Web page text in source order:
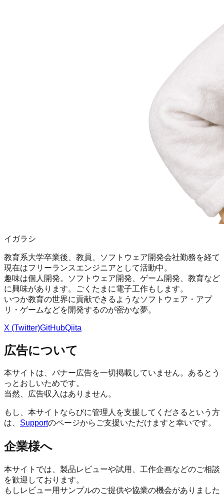
イガラシ
教育系大学卒業後、教員、ソフトウェア開発会社勤務を経て
現在はフリーランスエンジニアとして活動中。
趣味は個人開発。ソフトウェア開発、ゲーム開発、教育など
に興味があります。ごくたまに電子工作もします。
いつか教育の世界に貢献できるようなソフトウェア・アプ
リ・ゲームなどを開発するのが密かな夢。
X (Twitter)GitHubQiita
広告について
本サイトは、バナー広告を一切掲載していません。あるとう
っとおしいためです。
当然、広告収入はありません。
もし、本サイトならびに管理人を支援してくださるという方
は、 Supportのページからご支援いただけますと幸いです。
企業様へ
本サイトでは、製品レビューや試用、工作企画などのご相談
を歓迎しております。
もしレビュー用サンプルのご提供や協業の機会がありました